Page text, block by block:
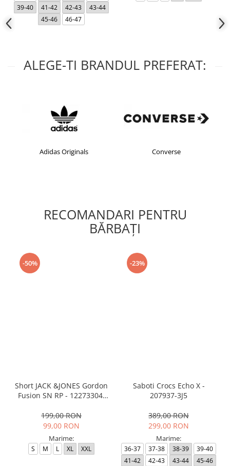
39-40
41-42 42-43
43-44
45-46
46-47
ALEGE-TI BRANDUL PREFERAT:
Adidas Originals Converse
RECOMANDARI PENTRU
BĂRBAŢI
-50%
Short JACK &JONES Gordon
Fusion SN RP - 12273304-
199,00 RON
99,00 RON
Marime:
S M L XL XXL
-23%
Saboti Crocs Echo X -
207937-3J5
389,00 RON
299,00 RON
Marime:
36-37 37-38 38-39
39-40
41-42
42-43 43-44
45-46